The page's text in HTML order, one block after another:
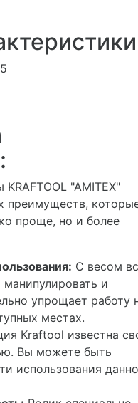
"AMITEX"
преимуществ,
проще, но и более
С весом
манипулировать и
упрощает работу
местах.
Kraftool известна
Вы можете быть
использования